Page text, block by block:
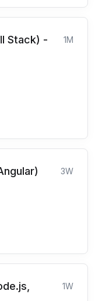
Stack) -
1M
3W
1W